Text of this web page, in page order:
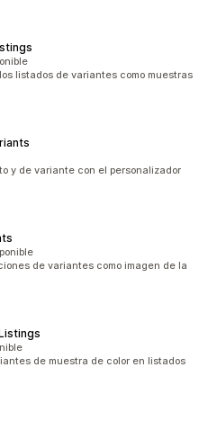
listados de variantes como muestras
y de variante con el personalizador
de variantes como imagen de la
de muestra de color en listados